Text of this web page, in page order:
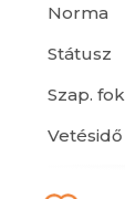
Norma
Státusz
Szap. fok
Vetésidő